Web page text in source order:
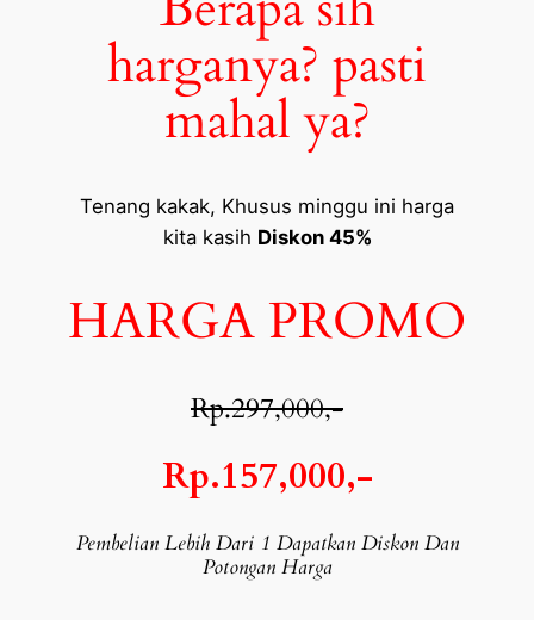
harganya? pasti
mahal ya?
Tenang kakak, Khusus minggu ini harga
kita kasih Diskon 45%
HARGA PROMO
Rp.297,000,-
Rp.157,000,-
Pembelian Lebih Dari 1 Dapatkan Diskon Dan
Potongan Harga